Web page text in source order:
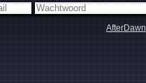
AfterDawn